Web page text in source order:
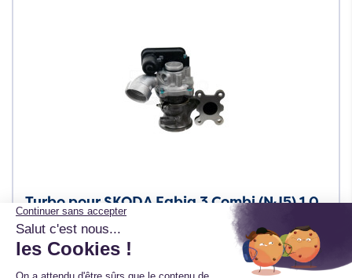
Turbo pour SKODA Fabia 3 Combi (NJ5) 1.0
TSI 95 CV 1633 988 0027
Ref. 1633 988 0027